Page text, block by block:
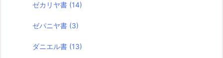
ゼカリヤ書 (14)
ゼパニヤ書 (3)
ダニエル書 (13)